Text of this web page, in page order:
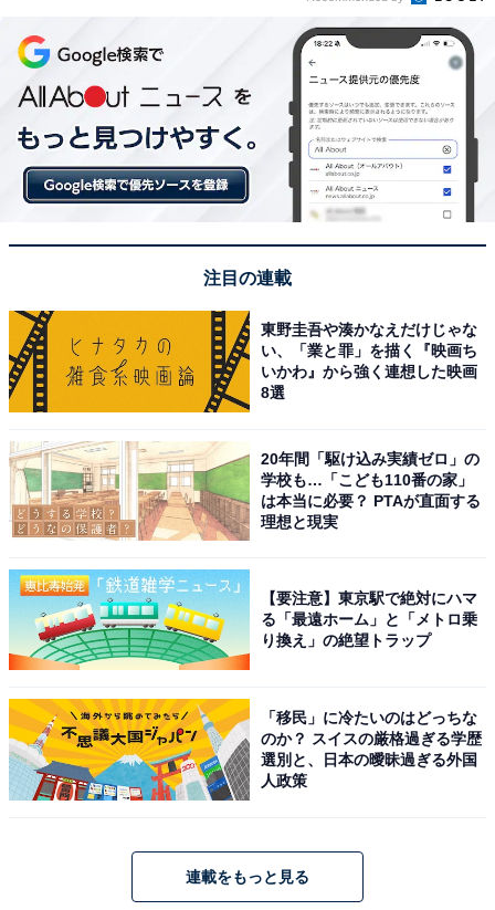
付属するのは、iwakiのロングセラー「パック＆レンジ」
の1.2Lサイズ。フタは食洗機にかけられるポリプロピレ
ン製で、お手入れも簡単です。カラーは本誌だけのオリ
存容器としても普段使いしやすいアイテムです。
注目の連載
東野圭吾や湊かなえだけじゃな
い、「業と罪」を描く『映画ち
いかわ』から強く連想した映画
8選
20年間「駆け込み実績ゼロ」の
学校も…「こども110番の家」
は本当に必要？ PTAが直面する
理想と現実
【要注意】東京駅で絶対にハマ
る「最遠ホーム」と「メトロ乗
り換え」の絶望トラップ
「移民」に冷たいのはどっちな
のか？ スイスの厳格過ぎる学歴
選別と、日本の曖昧過ぎる外国
人政策
連載をもっと見る